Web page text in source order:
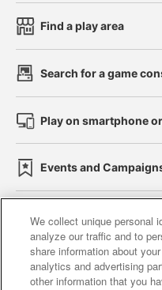
Find a play area
Search for a game
Play on smartphone
Events and
Affiliate Sustainability
Web accessibility
We collect unique personal
analyze our traffic and to
share information about
analytics and advertising
other information that you